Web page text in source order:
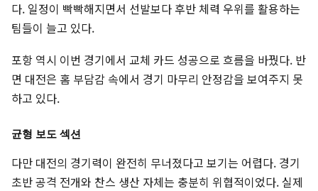
다. 일정이 빡빡해지면서 선발보다 후반 체력 우위를 활용하는
팀들이 늘고 있다.
포항 역시 이번 경기에서 교체 카드 성공으로 흐름을 바꿨다. 반
면 대전은 홈 부담감 속에서 경기 마무리 안정감을 보여주지 못
하고 있다.
균형 보도 섹션
다만 대전의 경기력이 완전히 무너졌다고 보기는 어렵다. 경기
초반 공격 전개와 찬스 생산 자체는 충분히 위협적이었다. 실제